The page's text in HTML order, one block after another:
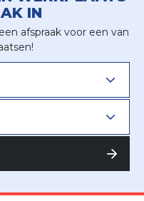
IN
afspraak voor een van